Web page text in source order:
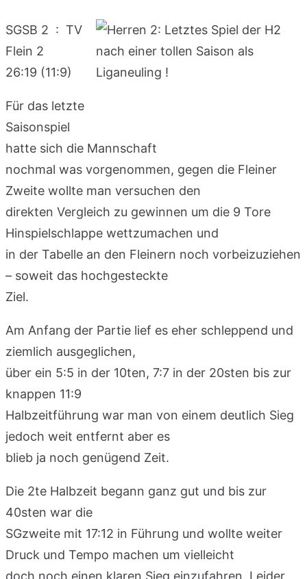
SGSB 2 : TV
Flein 2
26:19 (11:9)
Für das letzte
Saisonspiel
hatte sich die Mannschaft
nochmal was vorgenommen, gegen die Fleiner
Zweite wollte man versuchen den
direkten Vergleich zu gewinnen um die 9 Tore
Hinspielschlappe wettzumachen und
in der Tabelle an den Fleinern noch vorbeizuziehen
– soweit das hochgesteckte
Ziel.
Am Anfang der Partie lief es eher schleppend und
ziemlich ausgeglichen,
über ein 5:5 in der 10ten, 7:7 in der 20sten bis zur
knappen 11:9
Halbzeitführung war man von einem deutlich Sieg
jedoch weit entfernt aber es
blieb ja noch genügend Zeit.
Die 2te Halbzeit begann ganz gut und bis zur
40sten war die
SGzweite mit 17:12 in Führung und wollte weiter
Druck und Tempo machen um vielleicht
doch noch einen klaren Sieg einzufahren. Leider